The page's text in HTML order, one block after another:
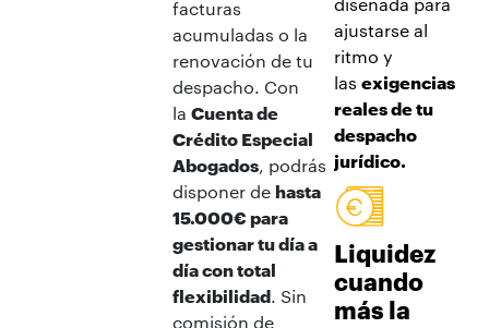
facturas
acumuladas o la
renovación de tu
despacho. Con
la Cuenta de
Crédito Especial
Abogados, podrás
disponer de hasta
15.000€ para
gestionar tu día a
día con total
flexibilidad. Sin
comisión de
ajustarse al
ritmo y
lasexigencias
reales de tu
despacho
jurídico.
Liquidez
cuando
más la